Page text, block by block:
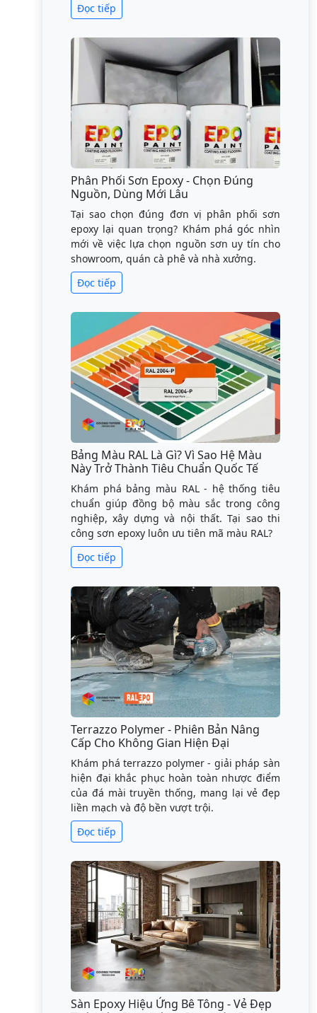
Đọc tiếp
Phân Phối Sơn Epoxy - Chọn Đúng
Nguồn, Dùng Mới Lâu
Tại sao chọn đúng đơn vị phân phối sơn
epoxy lại quan trọng? Khám phá góc nhìn
mới về việc lựa chọn nguồn sơn uy tín cho
showroom, quán cà phê và nhà xưởng.
Đọc tiếp
Bảng Màu RAL Là Gì? Vì Sao Hệ Màu
Này Trở Thành Tiêu Chuẩn Quốc Tế
Khám phá bảng màu RAL - hệ thống tiêu
chuẩn giúp đồng bộ màu sắc trong công
nghiệp, xây dựng và nội thất. Tại sao thi
công sơn epoxy luôn ưu tiên mã màu RAL?
Đọc tiếp
Terrazzo Polymer - Phiên Bản Nâng
Cấp Cho Không Gian Hiện Đại
Khám phá terrazzo polymer - giải pháp sàn
hiện đại khắc phục hoàn toàn nhược điểm
của đá mài truyền thống, mang lại vẻ đẹp
liền mạch và độ bền vượt trội.
Đọc tiếp
Sàn Epoxy Hiệu Ứng Bê Tông - Vẻ Đẹp